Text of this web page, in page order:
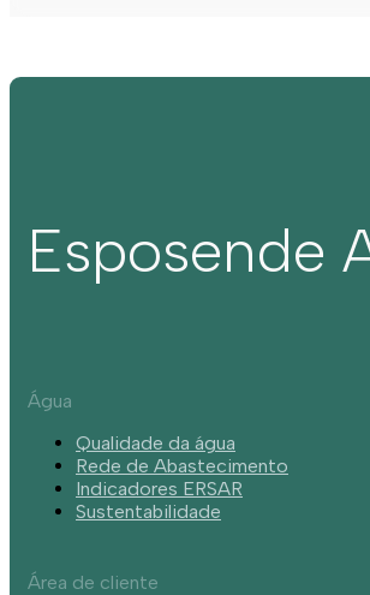
Esposende
Água
Qualidade da água
Rede de Abastecimento
Indicadores ERSAR
Sustentabilidade
Área de cliente